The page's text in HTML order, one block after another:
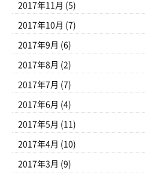
2017年11月 (5)
2017年10月 (7)
2017年9月 (6)
2017年8月 (2)
2017年7月 (7)
2017年6月 (4)
2017年5月 (11)
2017年4月 (10)
2017年3月 (9)